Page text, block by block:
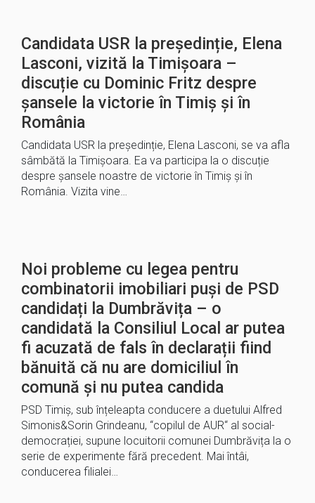
Candidata USR la președinție, Elena
Lasconi, vizită la Timișoara –
discuție cu Dominic Fritz despre
șansele la victorie în Timiș și în
România
Candidata USR la președinție, Elena Lasconi, se va afla
sâmbătă la Timișoara. Ea va participa la o discuție
despre șansele noastre de victorie în Timiș și în
România. Vizita vine…
Noi probleme cu legea pentru
combinatorii imobiliari puși de PSD
candidați la Dumbrăvița – o
candidată la Consiliul Local ar putea
fi acuzată de fals în declarații fiind
bănuită că nu are domiciliul în
comună și nu putea candida
PSD Timiș, sub înțeleapta conducere a duetului Alfred
Simonis&Sorin Grindeanu, “copilul de AUR“ al social-
democrației, supune locuitorii comunei Dumbrăvița la o
serie de experimente fără precedent. Mai întâi,
conducerea filialei…